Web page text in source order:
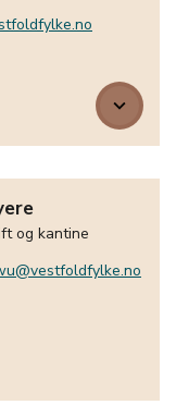
keyboard_arrow_down
og kantine